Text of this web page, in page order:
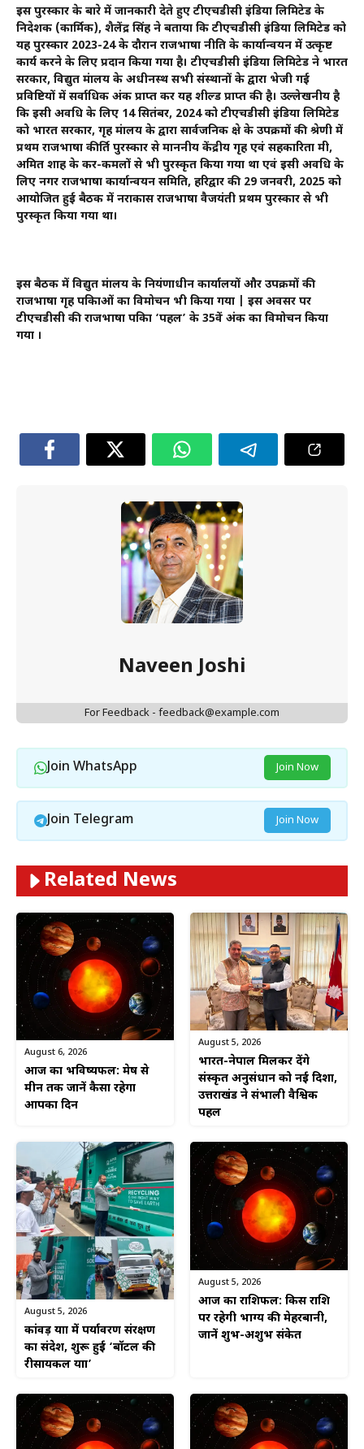
इस पुरस्कार के बारे में जानकारी देते हुए टीएचडीसी इंडिया लिमिटेड के
निदेशक (कार्मिक), शैलेंद्र सिंह ने बताया कि टीएचडीसी इंडिया लिमिटेड को
यह पुरस्कार 2023-24 के दौरान राजभाषा नीति के कार्यान्वयन में उत्कृष्ट
कार्य करने के लिए प्रदान किया गया है। टीएचडीसी इंडिया लिमिटेड ने भारत
सरकार, विद्युत मंत्रालय के अधीनस्थ सभी संस्थानों के द्वारा भेजी गई
प्रविष्टियों में सर्वाधिक अंक प्राप्त कर यह शील्ड प्राप्त की है। उल्लेखनीय है
कि इसी अवधि के लिए 14 सितंबर, 2024 को टीएचडीसी इंडिया लिमिटेड
को भारत सरकार, गृह मंत्रालय के द्वारा सार्वजनिक क्षेत्र के उपक्रमों की श्रेणी में
प्रथम राजभाषा कीर्ति पुरस्कार से माननीय केंद्रीय गृह एवं सहकारिता मंत्री,
अमित शाह के कर-कमलों से भी पुरस्कृत किया गया था एवं इसी अवधि के
लिए नगर राजभाषा कार्यान्वयन समिति, हरिद्वार की 29 जनवरी, 2025 को
आयोजित हुई बैठक में नराकास राजभाषा वैजयंती प्रथम पुरस्कार से भी
पुरस्कृत किया गया था।
इस बैठक में विद्युत मंत्रालय के नियंत्रणाधीन कार्यालयों और उपक्रमों की
राजभाषा गृह पत्रिकाओं का विमोचन भी किया गया | इस अवसर पर
टीएचडीसी की राजभाषा पत्रिका ‘पहल’ के 35वें अंक का विमोचन किया
गया ।
Naveen Joshi
For Feedback - feedback@example.com
Join WhatsApp Join Now
Join Telegram Join Now
Related News
August 6, 2026
आज का भविष्यफल: मेष से
मीन तक जानें कैसा रहेगा
आपका दिन
August 5, 2026
भारत-नेपाल मिलकर देंगे
संस्कृत अनुसंधान को नई दिशा,
उत्तराखंड ने संभाली वैश्विक
पहल
August 5, 2026
कांवड़ यात्रा में पर्यावरण संरक्षण
का संदेश, शुरू हुई ‘बॉटल की
रीसायकल यात्रा’
August 5, 2026
आज का राशिफल: किस राशि
पर रहेगी भाग्य की मेहरबानी,
जानें शुभ-अशुभ संकेत